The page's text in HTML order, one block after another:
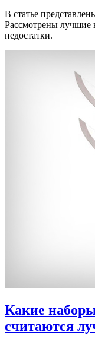
В статье
Рассмотрены лучшие
недостатки.
Какие
считаются